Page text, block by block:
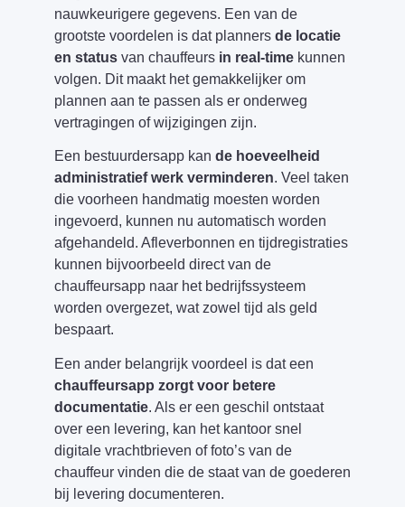
nauwkeurigere gegevens. Een van de
grootste voordelen is dat planners de locatie
en statusvan chauffeurs in real-timekunnen
volgen. Dit maakt het gemakkelijker om
plannen aan te passen als er onderweg
vertragingen of wijzigingen zijn.
Een bestuurdersapp kan de hoeveelheid
administratief werk verminderen. Veel taken
die voorheen handmatig moesten worden
ingevoerd, kunnen nu automatisch worden
afgehandeld. Afleverbonnen en tijdregistraties
kunnen bijvoorbeeld direct van de
chauffeursapp naar het bedrijfssysteem
worden overgezet, wat zowel tijd als geld
bespaart.
Een ander belangrijk voordeel is dat een
chauffeursapp zorgt voor betere
documentatie. Als er een geschil ontstaat
over een levering, kan het kantoor snel
digitale vrachtbrieven of foto’s van de
chauffeur vinden die de staat van de goederen
bij levering documenteren.